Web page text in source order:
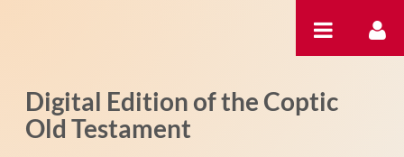
Digital Edition of the Coptic
Old Testament